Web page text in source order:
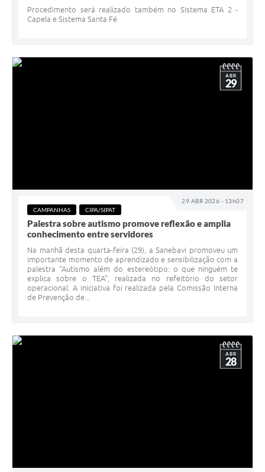
Procedimento será realizado também no Sistema ETA 2 -
Capela e Sistema Santa Fé
29 ABR 2026 - 13h07
ABR
29
CAMPANHAS CIPA/SIPAT
Palestra sobre autismo promove reflexão e amplia
conhecimento entre servidores
Na manhã desta quarta-feira (29), a Sanebavi promoveu um
importante momento de aprendizado e sensibilização com a
palestra “Autismo além do estereótipo: o que ninguém te
explica sobre o TEA”, realizada no refeitório do setor
operacional. A iniciativa foi realizada pela Comissão Interna
de Prevenção de...
ABR
28